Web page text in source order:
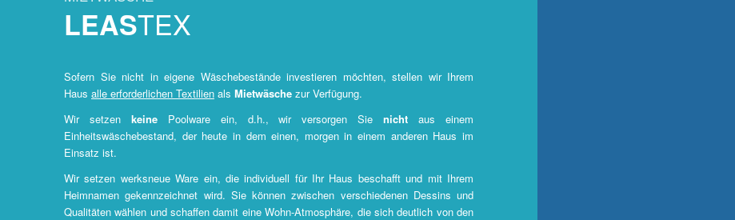
LEASTEX
Sofern Sie nicht in eigene Wäschebestände investieren möchten, stellen wir Ihrem
Haus alle erforderlichen Textilien als Mietwäsche zur Verfügung.
Wir setzen keinePoolware ein, d.h., wir versorgen Sienicht aus einem
Einheitswäschebestand, der heute in dem einen, morgen in einem anderen Haus im
Einsatz ist.
Wir setzen werksneue Ware ein, die individuell für Ihr Haus beschafft und mit Ihrem
Heimnamen gekennzeichnet wird. Sie können zwischen verschiedenen Dessins und
Qualitäten wählen und schaffen damit eine Wohn-Atmosphäre, die sich deutlich von den